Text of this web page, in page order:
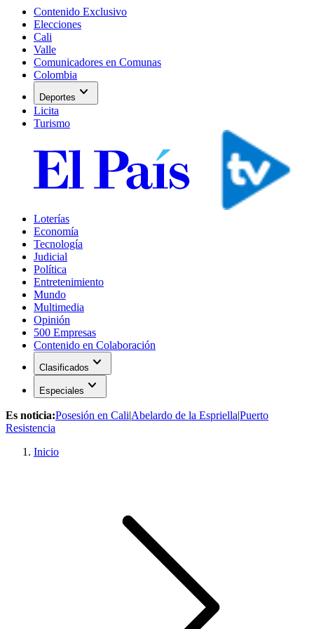
Contenido Exclusivo
Elecciones
Cali
Valle
Comunicadores en Comunas
Colombia
Deportes expand_more
Licita
Turismo
Loterías
Economía
Tecnología
Judicial
Política
Entretenimiento
Mundo
Multimedia
Opinión
500 Empresas
Contenido en Colaboración
Clasificados expand_more
Especiales expand_more
Es noticia:Posesión en Cali|Abelardo de la Espriella|Puerto
Resistencia
Inicio